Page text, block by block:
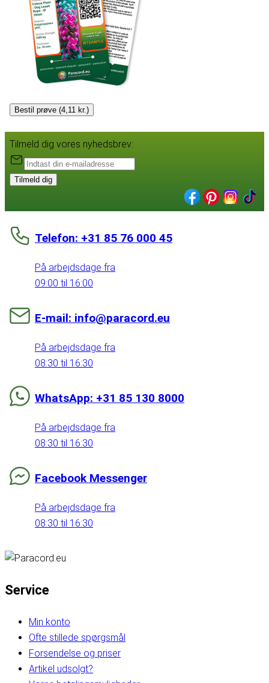
Bestil prøve (4,11 kr.)
Tilmeld dig vores nyhedsbrev:
Tilmeld dig
Telefon: +31 85 76 000 45
På arbejdsdage fra
09:00 til 16:00
E-mail: info@paracord.eu
På arbejdsdage fra
08:30 til 16:30
WhatsApp: +31 85 130 8000
På arbejdsdage fra
08:30 til 16:30
Facebook Messenger
På arbejdsdage fra
08:30 til 16:30
Service
Min konto
Ofte stillede spørgsmål
Forsendelse og priser
Artikel udsolgt?